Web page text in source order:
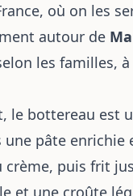
où on les
autour de
les familles, à
le bottereau est
une pâte enrichie
puis frit
et une croûte